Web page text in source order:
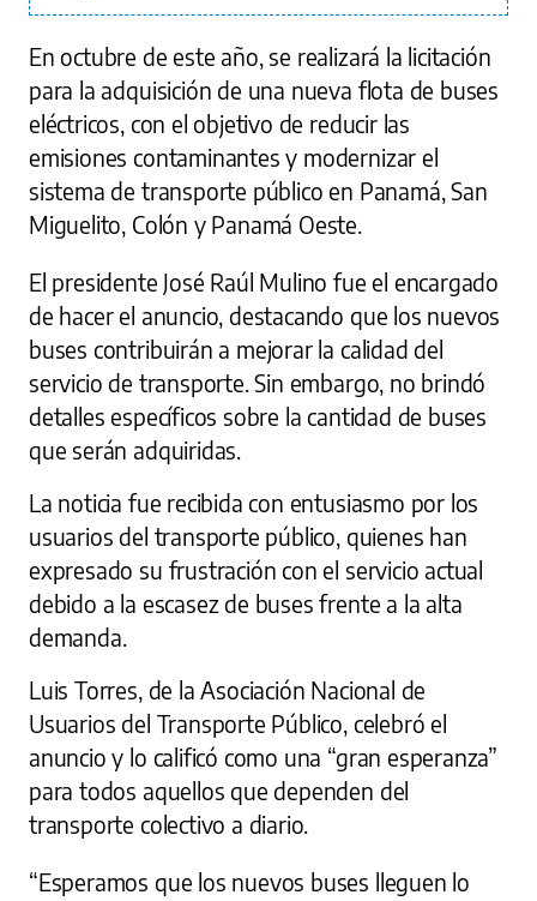
En octubre de este año, se realizará la licitación
para la adquisición de una nueva flota de buses
eléctricos, con el objetivo de reducir las
emisiones contaminantes y modernizar el
sistema de transporte público en Panamá, San
Miguelito, Colón y Panamá Oeste.
El presidente José Raúl Mulino fue el encargado
de hacer el anuncio, destacando que los nuevos
buses contribuirán a mejorar la calidad del
servicio de transporte. Sin embargo, no brindó
detalles específicos sobre la cantidad de buses
que serán adquiridas.
La noticia fue recibida con entusiasmo por los
usuarios del transporte público, quienes han
expresado su frustración con el servicio actual
debido a la escasez de buses frente a la alta
demanda.
Luis Torres, de la Asociación Nacional de
Usuarios del Transporte Público, celebró el
anuncio y lo calificó como una “gran esperanza”
para todos aquellos que dependen del
transporte colectivo a diario.
“Esperamos que los nuevos buses lleguen lo